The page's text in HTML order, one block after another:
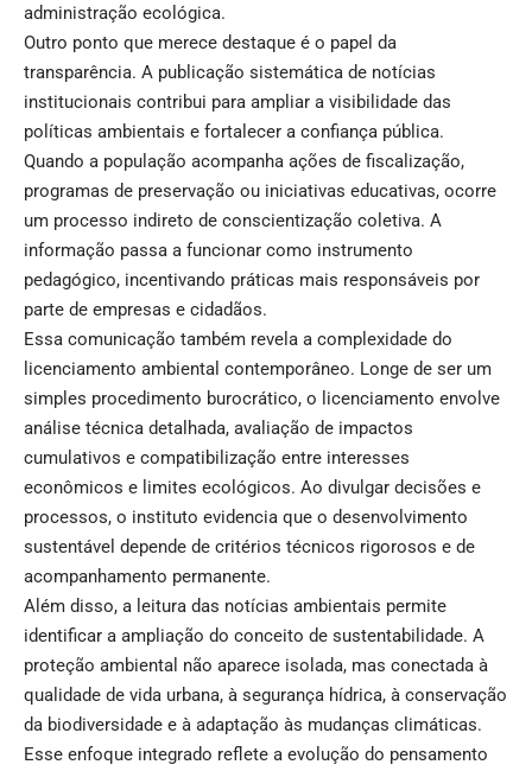
administração ecológica.
Outro ponto que merece destaque é o papel da
transparência. A publicação sistemática de notícias
institucionais contribui para ampliar a visibilidade das
políticas ambientais e fortalecer a confiança pública.
Quando a população acompanha ações de fiscalização,
programas de preservação ou iniciativas educativas, ocorre
um processo indireto de conscientização coletiva. A
informação passa a funcionar como instrumento
pedagógico, incentivando práticas mais responsáveis por
parte de empresas e cidadãos.
Essa comunicação também revela a complexidade do
licenciamento ambiental contemporâneo. Longe de ser um
simples procedimento burocrático, o licenciamento envolve
análise técnica detalhada, avaliação de impactos
cumulativos e compatibilização entre interesses
econômicos e limites ecológicos. Ao divulgar decisões e
processos, o instituto evidencia que o desenvolvimento
sustentável depende de critérios técnicos rigorosos e de
acompanhamento permanente.
Além disso, a leitura das notícias ambientais permite
identificar a ampliação do conceito de sustentabilidade. A
proteção ambiental não aparece isolada, mas conectada à
qualidade de vida urbana, à segurança hídrica, à conservação
da biodiversidade e à adaptação às mudanças climáticas.
Esse enfoque integrado reflete a evolução do pensamento